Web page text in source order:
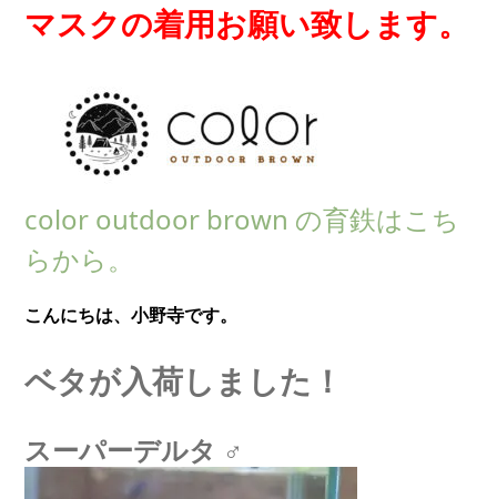
マスクの着用お願い致します。
color outdoor brown の育鉄はこち
らから。
こんにちは、小野寺です。
ベタが入荷しました！
スーパーデルタ ♂